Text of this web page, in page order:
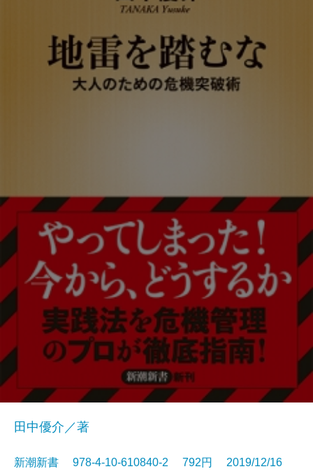
田中優介／著
新潮新書 978-4-10-610840-2 792円 2019/12/16